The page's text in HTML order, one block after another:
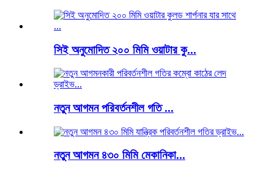
সিই অনুমোদিত ২০০ মিমি ওয়াটার কু...
নতুন আগমন পরিবর্তনশীল গতি ...
নতুন আগমন ৪৩০ মিমি মেকানিকা...